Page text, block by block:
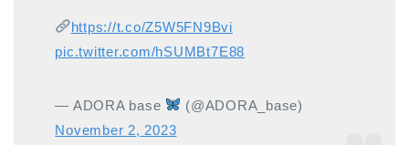
https://t.co/Z5W5FN9Bvi
pic.twitter.com/hSUMBt7E88
— ADORA base
(@ADORA_base)
November 2, 2023